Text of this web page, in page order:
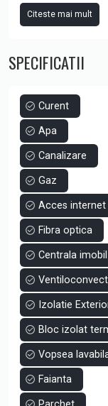
la comun.
Acces la bucatarie
spatii comune,
Tot ce trebuie sa
Pretul afisat nu
Pentru mai multe
numarul de teleofn
Citeste mai mult
SPECIFICATII
Curent
Apa
Canalizare
Gaz
Acces internet
Fibra optica
Centrala imobil
Izolatie
Bloc izolat
Vopsea
Faianta